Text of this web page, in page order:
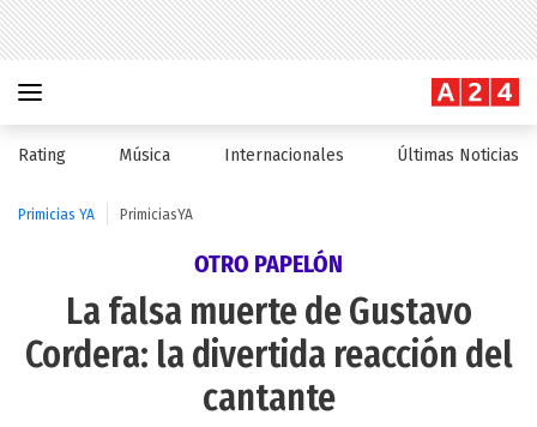
Rating Música Internacionales Últimas Noticias
Primicias YA PrimiciasYA
OTRO PAPELÓN
La falsa muerte de Gustavo
Cordera: la divertida reacción del
cantante